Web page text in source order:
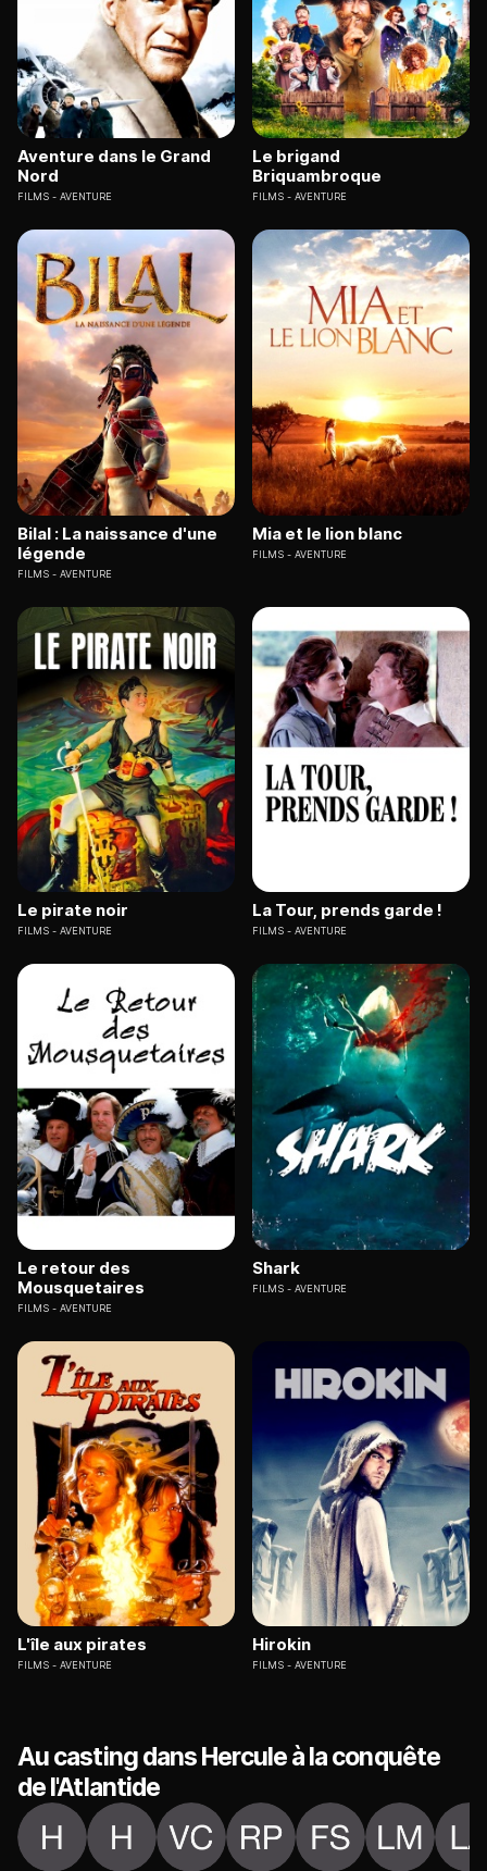
Aventure dans le Grand
Nord
FILMS AVENTURE
Le brigand
Briquambroque
FILMS AVENTURE
Bilal : La naissance d'une
légende
FILMS AVENTURE
Mia et le lion blanc
FILMS AVENTURE
Le pirate noir
FILMS AVENTURE
La Tour, prends garde !
FILMS AVENTURE
Le retour des
Mousquetaires
FILMS AVENTURE
Shark
FILMS AVENTURE
L'île aux pirates
FILMS AVENTURE
Hirokin
FILMS AVENTURE
Au casting dans Hercule à la conquête
de l'Atlantide